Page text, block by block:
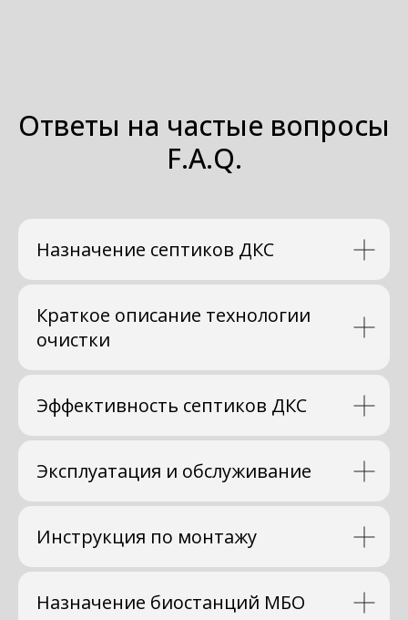
Ответы на частые вопросы
F.A.Q.
Назначение септиков ДКС
Краткое описание технологии
очистки
Эффективность септиков ДКС
Эксплуатация и обслуживание
Инструкция по монтажу
Назначение биостанций МБО